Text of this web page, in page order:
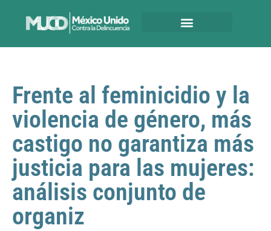
Frente al feminicidio y la
violencia de género, más
castigo no garantiza más
justicia para las mujeres:
análisis conjunto de
organiz